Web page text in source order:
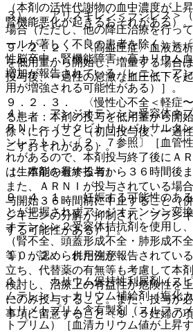
３）． アリスキレン＜ラジレス＞
場合（ただし、他の降圧治療を行っ
ールが著しく不良の患者を除く））
性脳卒中・腎機能障害・高カリウム
増加が報告されている（レニン・ア
用が増強される可能性がある）］。
４）． アンジオテンシン受容体ネ
ＲＮＩ＞（サクビトリルバルサルタ
ンレスト＞）〔２．７参照〕［血管
れがあるので、本剤投与終了後にＡ
は、本剤の最終投与から３６時間後
また、ＡＲＮＩが投与されている場
与開始３６時間前に中止すること（
ジキニンの分解が抑制され、ブラジ
する可能性がある）］。
１０．２． 併用注意：
１）． カリウム保持性利尿剤（ス
ムテレン）、カリウム補給剤（塩化
トリメトプリム含有製剤（スルファ
トプリム）［血清カリウム値が上昇
（本剤の活性代謝物の血中濃度が上
腎機能悪化が起きるおそれがある）。
９．２．２． 〈高血圧症〉血液透
を低用量から開始し、増量する場合
投与後、一過性の急激な血圧低下を
９．２．３． 〈慢性心不全＜軽症
る患者：本剤の投与を低用量から開
徐々に行うこと（初回投与後、一過
こすおそれがある）。
（生殖能を有する者）
９．４．１． 妊娠する可能性のあ
とが把握されずアンジオテンシン変
オテンシン２受容体拮抗剤を使用し
（腎不全、頭蓋形成不全・肺形成不
等）が認められた例が報告されてい
立ち、代替薬の有無等も考慮して本
検討し、治療上の有益性が危険性を
にのみ投与すること。また、投与が
事項に留意すること〔９．５妊婦の